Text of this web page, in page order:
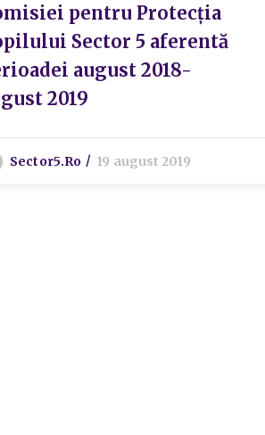
pentru Protecția
Sector 5 aferentă
august 2018-
2019
Sector5.ro 19 august 2019